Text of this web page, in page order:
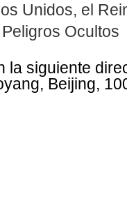
Unidos, el
Ocultos
la siguiente
Beijing,